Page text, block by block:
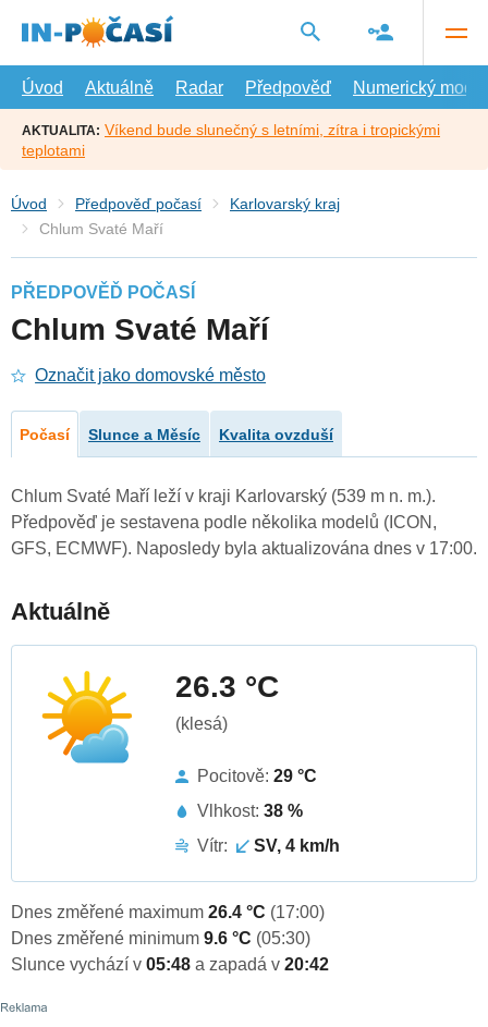
hlavní
Úvod
Aktuálně Radar Předpověď Numerický model
AKTUALITA: Víkend bude slunečný s letními, zítra i tropickými
teplotami
Úvod Předpověď počasí
Karlovarský kraj
Chlum Svaté Maří
PŘEDPOVĚĎ POČASÍ
Chlum Svaté Maří
Označit jako domovské město
Počasí Slunce a Měsíc Kvalita ovzduší
Chlum Svaté Maří leží v kraji Karlovarský (539 m n. m.).
Předpověď je sestavena podle několika modelů (ICON,
GFS, ECMWF). Naposledy byla aktualizována dnes v 17:00.
Aktuálně
26.3 °C
(klesá)
Pocitově: 29 °C
Vlhkost: 38 %
Vítr:
SV, 4 km/h
Dnes změřené maximum 26.4 °C (17:00)
Dnes změřené minimum 9.6 °C (05:30)
Slunce vychází v 05:48 a zapadá v 20:42